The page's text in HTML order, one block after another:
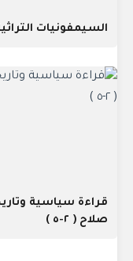
السيمفونيات
قراءة سياسية
صلاح ( ٢-٥ )